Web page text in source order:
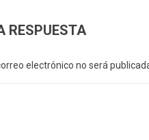
RESPUESTA
electrónico no será